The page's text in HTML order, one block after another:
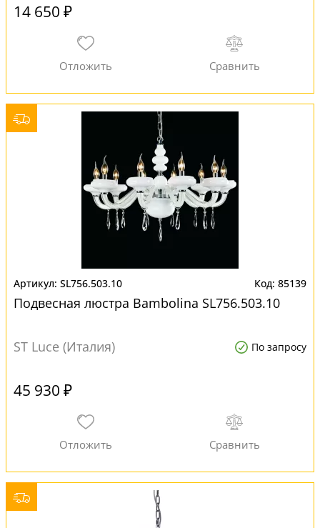
14 650 ₽
SL756.503.10 85139
Подвесная люстра Bambolina SL756.503.10
ST Luce (Италия) По запросу
45 930 ₽